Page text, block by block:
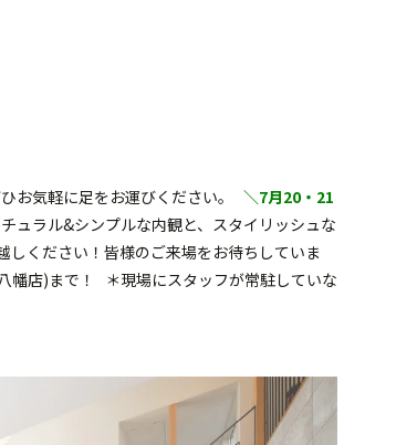
お気軽に足をお運びください。 ＼7月20・21
ュラル&シンプルな内観と、スタイリッシュな
ください！皆様のご来場をお待ちしていま
店)まで！ ＊現場にスタッフが常駐していな